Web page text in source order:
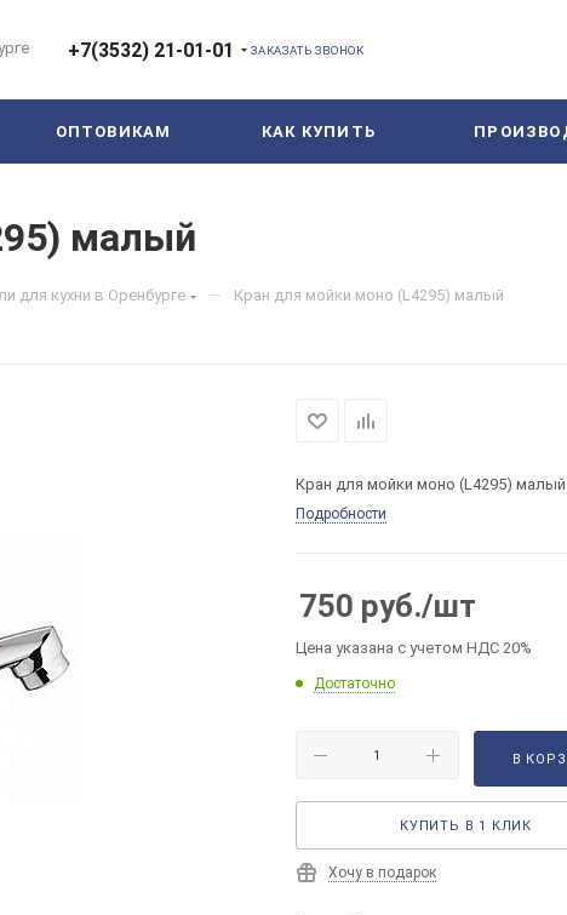
+7(3532) 21-01-01 ЗАКАЗАТЬ ЗВОНОК
ОПТОВИКАМ КАК КУПИТЬ
малый
для кухни в Оренбурге — Кран для мойки моно (L4295) малый
Кран для мойки моно (L4295) малый
Подробности
750 руб./шт
Цена указана с учетом НДС 20%
Достаточно
В
КУПИТЬ В 1 КЛИК
Хочу в подарок